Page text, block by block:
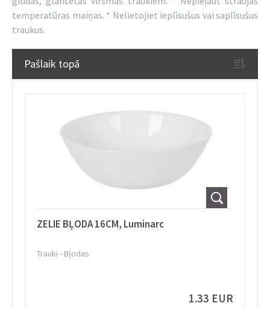
temperatūras maiņas. * Nelietojiet ieplīsušus vai saplīsušus
traukus.
Pašlaik topā
ZELIE BĻODA 16CM, Luminarc
Trauki - Bļodas
1.33 EUR